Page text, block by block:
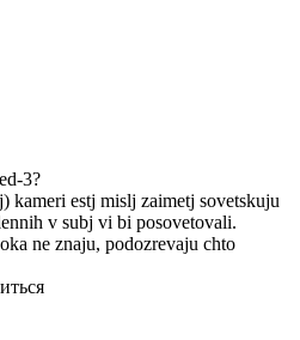
3?
kameri estj mislj zaimetj sovetskuju
v subj vi bi posovetovali.
ne znaju, podozrevaju chto